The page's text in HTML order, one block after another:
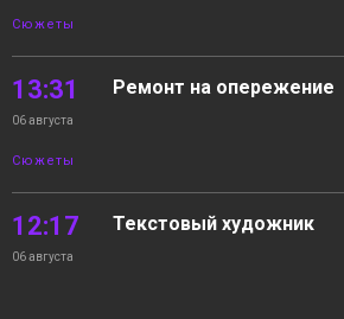
Сюжеты
13:31
06 августа
Сюжеты
Ремонт на опережение
12:17
06 августа
Текстовый художник